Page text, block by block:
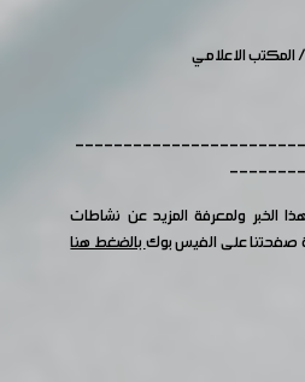
الاعلامي
الخبر ولمعرفة المزيد عن نشاطات
صفحتنا على الفيس بوكبالضغط هنا